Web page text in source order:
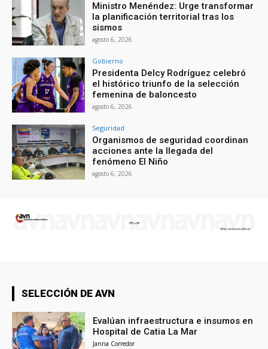
Ministro Menéndez: Urge transformar
la planificación territorial tras los
sismos
agosto 6, 2026
Gobierno
Presidenta Delcy Rodríguez celebró
el histórico triunfo de la selección
femenina de baloncesto
agosto 6, 2026
Seguridad
Organismos de seguridad coordinan
acciones ante la llegada del
fenómeno El Niño
agosto 6, 2026
SELECCIÓN DE AVN
Evalúan infraestructura e insumos en
Hospital de Catia La Mar
Janna Corredor